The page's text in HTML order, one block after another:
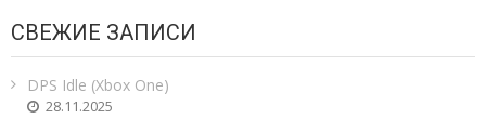
СВЕЖИЕ ЗАПИСИ
DPS Idle (Xbox One)
28.11.2025